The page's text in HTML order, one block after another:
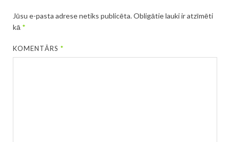
Jūsu e-pasta adrese netiks publicēta.Obligātie lauki ir atzīmēti
kā *
KOMENTĀRS*